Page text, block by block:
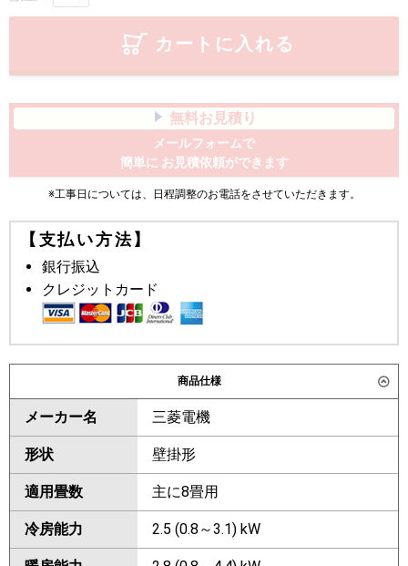
カートに入れる
無料お見積り
メールフォームで
簡単に お見積依頼ができます
※工事日については、日程調整のお電話をさせていただきます。
【支払い方法】
銀行振込
クレジットカード
商品仕様
メーカー名 三菱電機
形状 壁掛形
適用畳数 主に8畳用
冷房能力 2.5 (0.8～3.1) kW